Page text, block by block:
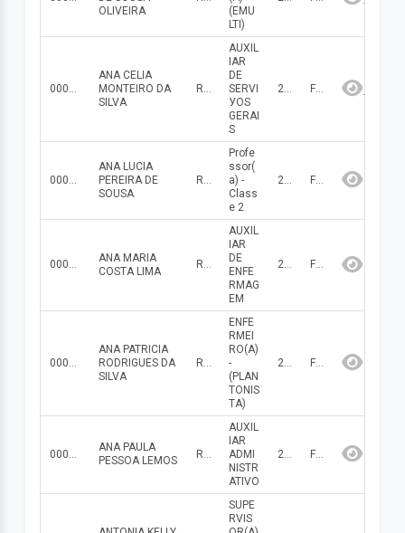
OLIVEIRA
(EMU
LTI)
000000000000090
ANA CELIA
MONTEIRO DA
SILVA
R$ 1 076.82
AUXIL
IAR
DE
SERVI
УOS
GERAI
S
2026 Fevereiro
000000000000014
ANA LUCIA
PEREIRA DE
SOUSA
R$ 3 715.25
Profe
ssor(
a) -
Class
e 2
2026 Fevereiro
000000000000122
ANA MARIA
COSTA LIMA
R$ 489.66
AUXIL
IAR
DE
ENFE
RMAG
EM
2026 Fevereiro
000000000001601
ANA PATRICIA
RODRIGUES DA
SILVA
R$ 1 985.50
ENFE
RMEI
RO(A)
-
(PLAN
TONIS
TA)
2026 Fevereiro
000000000001312
ANA PAULA
PESSOA LEMOS
R$ 281.40
AUXIL
IAR
ADMI
NISTR
ATIVO
2026 Fevereiro
SUPE
RVIS